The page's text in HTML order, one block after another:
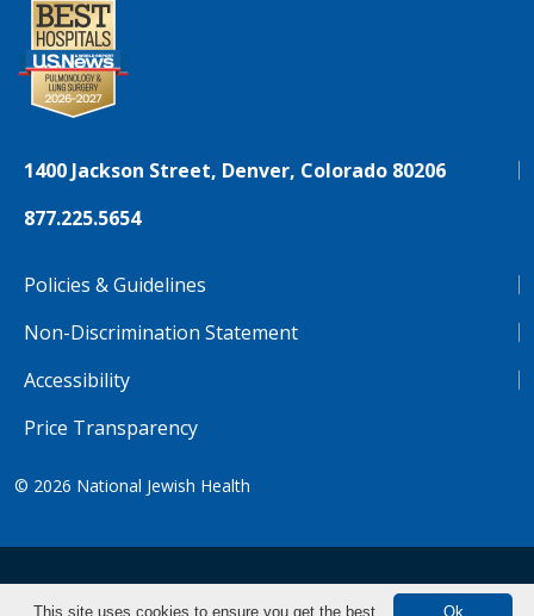
1400 Jackson Street, Denver, Colorado 80206
877.225.5654
Policies & Guidelines
Non-Discrimination Statement
Accessibility
Price Transparency
© 2026 National Jewish Health
NJH.Footer.SupportedLanguages Tiếng Việt
Ok
This site uses cookies to ensure you get the best